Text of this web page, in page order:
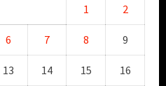
1 2
6 7 8 9
13 14 15 16